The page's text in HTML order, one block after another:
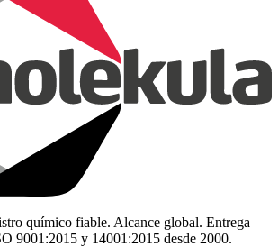
químico fiable. Alcance global. Entrega
9001:2015 y 14001:2015 desde 2000.